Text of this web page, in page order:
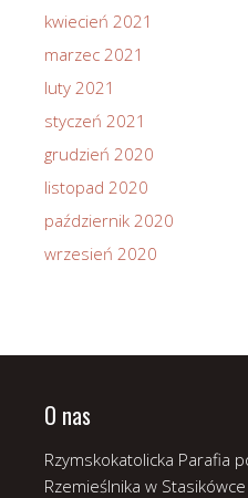
kwiecień 2021
marzec 2021
luty 2021
styczeń 2021
grudzień 2020
listopad 2020
październik 2020
wrzesień 2020
O nas
Rzymskokatolicka Parafia
Rzemieślnika w